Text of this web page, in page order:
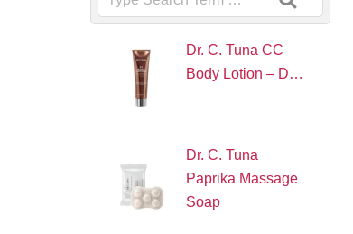
Dr. C. Tuna CC
Body Lotion – D…
Dr. C. Tuna
Paprika Massage
Soap